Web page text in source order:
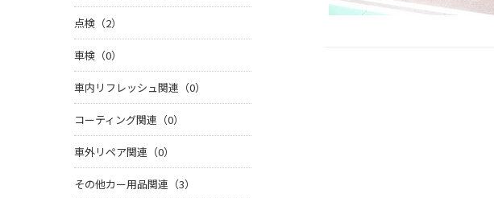
点検（2）
車検（0）
車内リフレッシュ関連（0）
コーティング関連（0）
車外リペア関連（0）
その他カー用品関連（3）